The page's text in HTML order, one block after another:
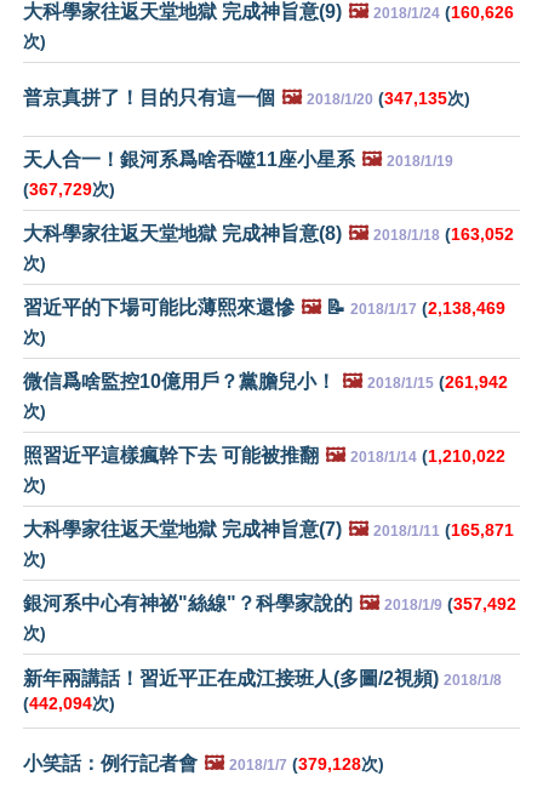
大科學家往返天堂地獄 完成神旨意(9) 🖼️ 2018/1/24 (160,626
次)
普京真拼了！目的只有這一個 🖼️ 2018/1/20 (347,135次)
天人合一！銀河系爲啥吞噬11座小星系 🖼️ 2018/1/19
(367,729次)
大科學家往返天堂地獄 完成神旨意(8) 🖼️ 2018/1/18 (163,052
次)
習近平的下場可能比薄熙來還慘 🖼️📝 2018/1/17 (2,138,469
次)
微信爲啥監控10億用戶？黨膽兒小！ 🖼️ 2018/1/15 (261,942
次)
照習近平這樣瘋幹下去 可能被推翻 🖼️ 2018/1/14 (1,210,022
次)
大科學家往返天堂地獄 完成神旨意(7) 🖼️ 2018/1/11 (165,871
次)
銀河系中心有神祕"絲線"？科學家說的 🖼️ 2018/1/9 (357,492
次)
新年兩講話！習近平正在成江接班人(多圖/2視頻) 2018/1/8
(442,094次)
小笑話：例行記者會 🖼️ 2018/1/7 (379,128次)